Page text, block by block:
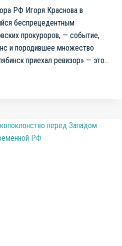
РФ Игоря Краснова в
беспрецедентным
прокуроров, — событие,
и породившее множество
приехал ревизор» — это…